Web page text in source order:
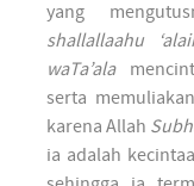
yang
shallallaahu
waTa’ala
serta
karena Allah
ia adalah